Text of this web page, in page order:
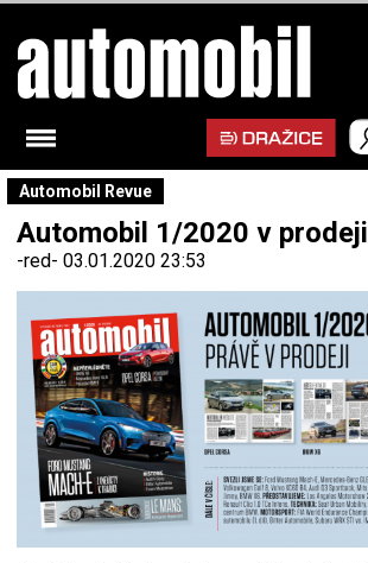
Automobil Revue
Automobil 1/2020 v prodeji
-red- 03.01.2020 23:53